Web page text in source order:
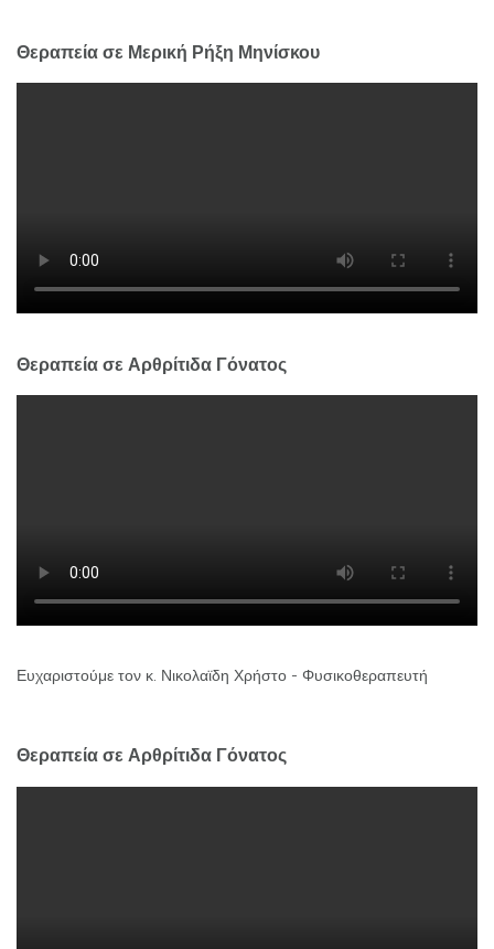
Θεραπεία σε Μερική Ρήξη Μηνίσκου
Θεραπεία σε Αρθρίτιδα Γόνατος
Ευχαριστούμε τον κ. Νικολαϊδη Χρήστο - Φυσικοθεραπευτή
Θεραπεία σε Αρθρίτιδα Γόνατος